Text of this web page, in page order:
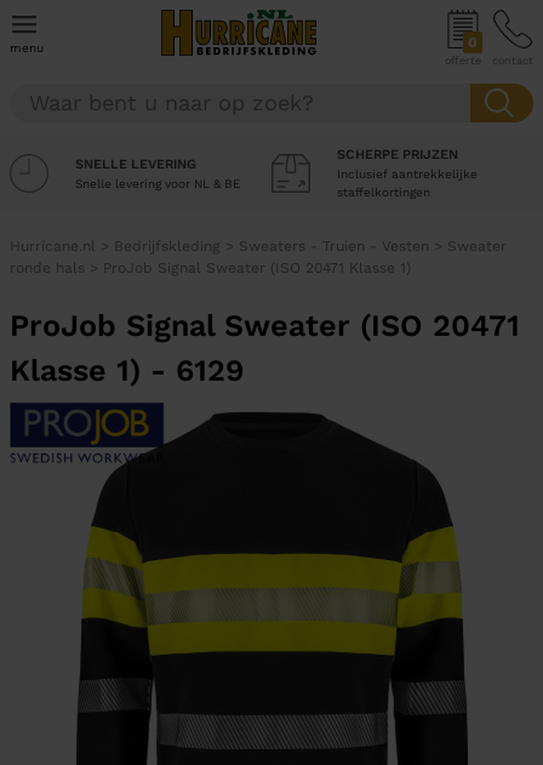
menu 0
offerte contact
SNELLE LEVERING
Snelle levering voor NL & BE
SCHERPE PRIJZEN
Inclusief aantrekkelijke
staffelkortingen
Hurricane.nl > Bedrijfskleding > Sweaters - Truien - Vesten > Sweater
ronde hals > ProJob Signal Sweater (ISO 20471 Klasse 1)
ProJob Signal Sweater (ISO 20471
Klasse 1) - 6129